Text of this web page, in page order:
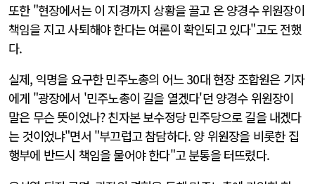
또한 "현장에서는 이 지경까지 상황을 끌고 온 양경수 위원장이
책임을 지고 사퇴해야 한다는 여론이 확인되고 있다"고도 전했
다.
실제, 익명을 요구한 민주노총의 어느 30대 현장 조합원은 기자
에게 "광장에서 '민주노총이 길을 열겠다'던 양경수 위원장이
말은 무슨 뜻이었나? 친자본 보수정당 민주당으로 길을 내겠다
는 것이었냐"면서 "부끄럽고 참담하다. 양 위원장을 비롯한 집
행부에 반드시 책임을 물어야 한다"고 분통을 터뜨렸다.